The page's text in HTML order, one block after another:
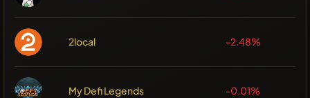
2local -2.48%
My Defi Legends -0.01%